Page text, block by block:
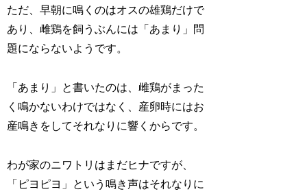
ただ、早朝に鳴くのはオスの雄鶏だけで
あり、雌鶏を飼うぶんには「あまり」問
題にならないようです。
「あまり」と書いたのは、雌鶏がまった
く鳴かないわけではなく、産卵時にはお
産鳴きをしてそれなりに響くからです。
わが家のニワトリはまだヒナですが、
「ピヨピヨ」という鳴き声はそれなりに